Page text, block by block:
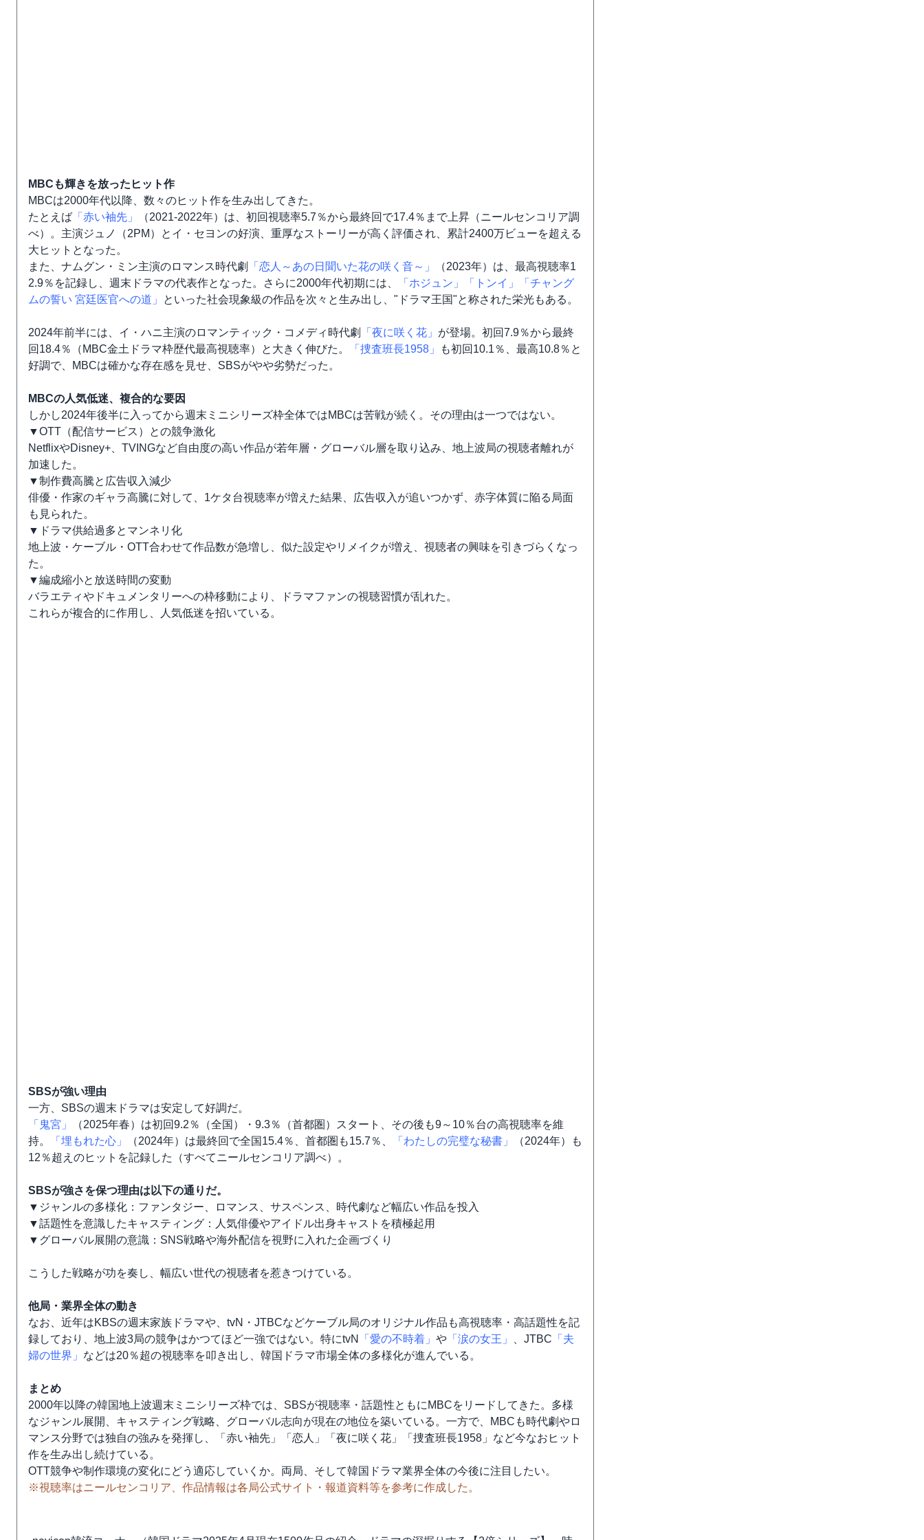
MBCも輝きを放ったヒット作
MBCは2000年代以降、数々のヒット作を生み出してきた。
たとえば 「赤い袖先」
（2021-2022年）は、初回視聴率5.7％から最終回で17.4％まで上昇（ニールセンコリア調
べ）。主演ジュノ（2PM）とイ・セヨンの好演、重厚なストーリーが高く評価され、累計2400万ビューを超える
大ヒットとなった。
また、ナムグン・ミン主演のロマンス時代劇
「恋人～あの日聞いた花の咲く音～」
（2023年）は、最高視聴率1
2.9％を記録し、週末ドラマの代表作となった。さらに2000年代初期には、
「ホジュン」 「トンイ」
「チャング
ムの誓い 宮廷医官への道」
といった社会現象級の作品を次々と生み出し、"ドラマ王国"と称された栄光もある。
2024年前半には、イ・ハニ主演のロマンティック・コメディ時代劇 「夜に咲く花」 が登場。初回7.9％から最終
回18.4％（MBC金土ドラマ枠歴代最高視聴率）と大きく伸びた。
「捜査班長1958」
も初回10.1％、最高10.8％と
好調で、MBCは確かな存在感を見せ、SBSがやや劣勢だった。
MBCの人気低迷、複合的な要因
しかし2024年後半に入ってから週末ミニシリーズ枠全体ではMBCは苦戦が続く。その理由は一つではない。
▼OTT（配信サービス）との競争激化
NetflixやDisney+、TVINGなど自由度の高い作品が若年層・グローバル層を取り込み、地上波局の視聴者離れが
加速した。
▼制作費高騰と広告収入減少
俳優・作家のギャラ高騰に対して、1ケタ台視聴率が増えた結果、広告収入が追いつかず、赤字体質に陥る局面
も見られた。
▼ドラマ供給過多とマンネリ化
地上波・ケーブル・OTT合わせて作品数が急増し、似た設定やリメイクが増え、視聴者の興味を引きづらくなっ
た。
▼編成縮小と放送時間の変動
バラエティやドキュメンタリーへの枠移動により、ドラマファンの視聴習慣が乱れた。
これらが複合的に作用し、人気低迷を招いている。
SBSが強い理由
一方、SBSの週末ドラマは安定して好調だ。
「鬼宮」
（2025年春）は初回9.2％（全国）・9.3％（首都圏）スタート、その後も9～10％台の高視聴率を維
持。
「埋もれた心」 （2024年）は最終回で全国15.4％、首都圏も15.7％、 「わたしの完璧な秘書」
（2024年）も
12％超えのヒットを記録した（すべてニールセンコリア調べ）。
SBSが強さを保つ理由は以下の通りだ。
▼ジャンルの多様化：ファンタジー、ロマンス、サスペンス、時代劇など幅広い作品を投入
▼話題性を意識したキャスティング：人気俳優やアイドル出身キャストを積極起用
▼グローバル展開の意識：SNS戦略や海外配信を視野に入れた企画づくり
こうした戦略が功を奏し、幅広い世代の視聴者を惹きつけている。
他局・業界全体の動き
なお、近年はKBSの週末家族ドラマや、tvN・JTBCなどケーブル局のオリジナル作品も高視聴率・高話題性を記
録しており、地上波3局の競争はかつてほど一強ではない。特にtvN
「愛の不時着」 や 「涙の女王」 、JTBC 「夫
婦の世界」 などは20％超の視聴率を叩き出し、韓国ドラマ市場全体の多様化が進んでいる。
まとめ
2000年以降の韓国地上波週末ミニシリーズ枠では、SBSが視聴率・話題性ともにMBCをリードしてきた。多様
なジャンル展開、キャスティング戦略、グローバル志向が現在の地位を築いている。一方で、MBCも時代劇やロ
マンス分野では独自の強みを発揮し、「赤い袖先」「恋人」「夜に咲く花」「捜査班長1958」など今なおヒット
作を生み出し続けている。
OTT競争や制作環境の変化にどう適応していくか。両局、そして韓国ドラマ業界全体の今後に注目したい。
※視聴率はニールセンコリア、作品情報は各局公式サイト・報道資料等を参考に作成した。